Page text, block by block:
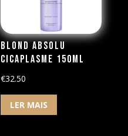
Blond Absolu
Cicaplasme 150ml
€32.50
LER MAIS